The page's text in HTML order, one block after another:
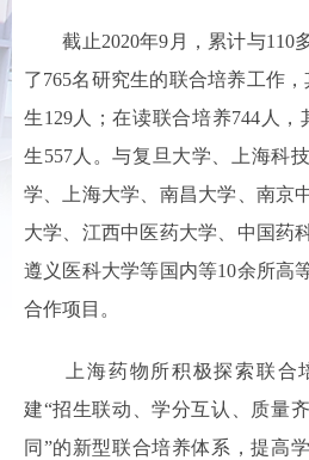
截止2020年9月，累计与110
了765名研究生的联合培养工作
生129人；在读联合培养744人
生557人。与复旦大学、上海科
学、上海大学、南昌大学、南京
大学、江西中医药大学、中国药
遵义医科大学等国内等10余所高
合作项目。
上海药物所积极探索联合
建“招生联动、学分互认、质量
同”的新型联合培养体系，提高